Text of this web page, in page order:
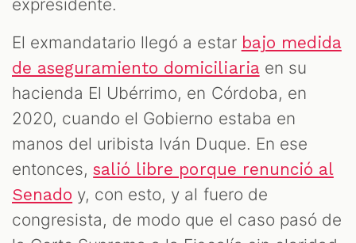
expresidente.
El exmandatario llegó a estar bajo medida
de aseguramiento domiciliariaen su
hacienda El Ubérrimo, en Córdoba, en
2020, cuando el Gobierno estaba en
manos del uribista Iván Duque. En ese
entonces,salió libre porque renunció al
Senado y, con esto, y al fuero de
congresista, de modo que el caso pasó de